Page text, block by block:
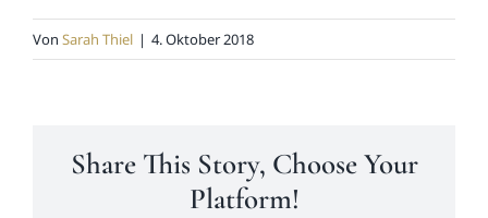
Von Sarah Thiel | 4. Oktober 2018
Share This Story, Choose Your
Platform!